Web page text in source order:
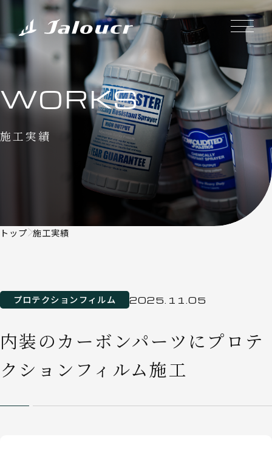
WORKS
施工実績
トップ 施工実績
プロテクションフィルム 2025.11.05
内装のカーボンパーツにプロテ
クションフィルム施工